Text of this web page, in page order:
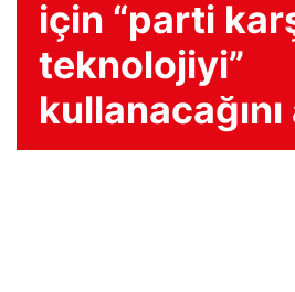
için “parti
teknolojiyi”
kullanacağını